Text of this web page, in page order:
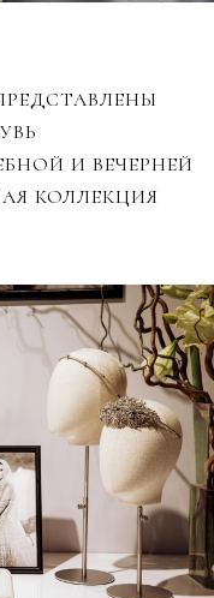
И ВЕЧЕРНЕЙ
КОЛЛЕКЦИЯ